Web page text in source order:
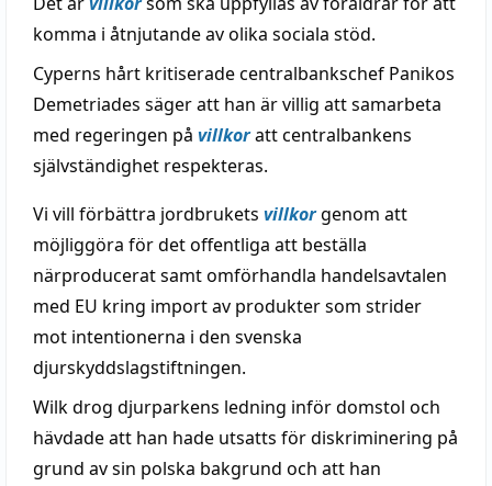
komma i åtnjutande av olika sociala stöd.
Cyperns hårt kritiserade centralbankschef Panikos
Demetriades säger att han är villig att samarbeta
med regeringen på villkoratt centralbankens
självständighet respekteras.
Vi vill förbättra jordbrukets villkorgenom att
möjliggöra för det offentliga att beställa
närproducerat samt omförhandla handelsavtalen
med EU kring import av produkter som strider
mot intentionerna i den svenska
djurskyddslagstiftningen.
Wilk drog djurparkens ledning inför domstol och
hävdade att han hade utsatts för diskriminering på
grund av sin polska bakgrund och att han